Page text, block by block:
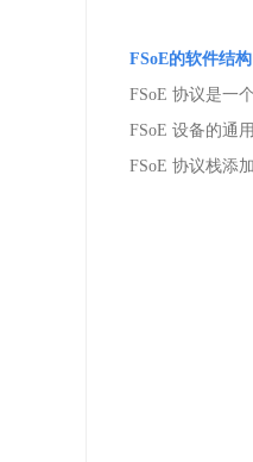
FSoE的软件结构
FSoE 协议是一个
FSoE 设备的通
FSoE 协议栈添